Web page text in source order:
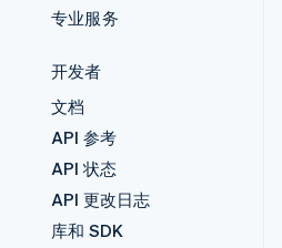
专业服务
开发者
文档
API 参考
API 状态
API 更改日志
库和 SDK